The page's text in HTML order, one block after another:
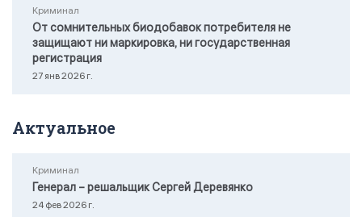
Криминал
От сомнительных биодобавок потребителя не
защищают ни маркировка, ни государственная
регистрация
27 янв 2026 г.
Актуальное
Криминал
Генерал – решальщик Сергей Деревянко
24 фев 2026 г.